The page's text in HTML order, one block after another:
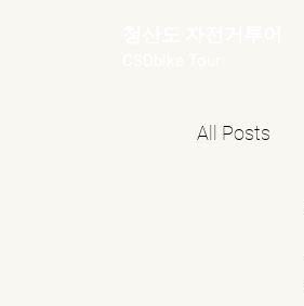
All Posts